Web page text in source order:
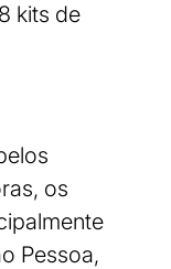
kits de
os
Pessoa,